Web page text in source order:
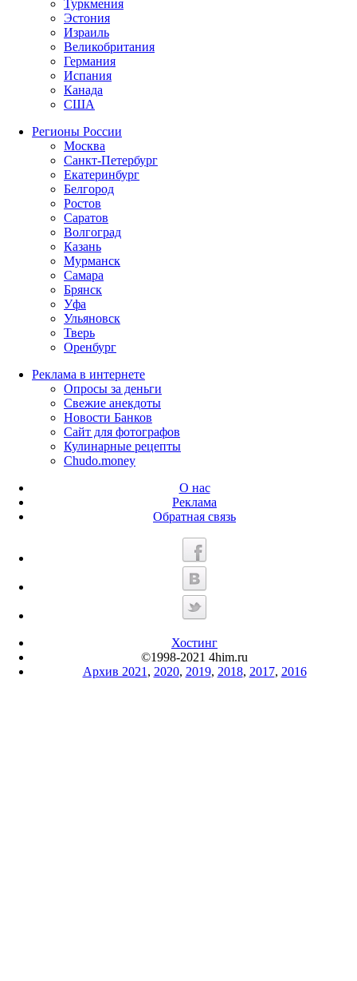
Туркмения
Эстония
Израиль
Великобритания
Германия
Испания
Канада
США
Регионы России
Москва
Санкт-Петербург
Екатеринбург
Белгород
Ростов
Саратов
Волгоград
Казань
Мурманск
Самара
Брянск
Уфа
Ульяновск
Тверь
Оренбург
Реклама в интернете
Опросы за деньги
Свежие анекдоты
Новости Банков
Сайт для фотографов
Кулинарные рецепты
Chudo.money
О нас
Реклама
Обратная связь
Хостинг
©1998-2021 4him.ru
Архив 2021 , 2020, 2019, 2018, 2017, 2016